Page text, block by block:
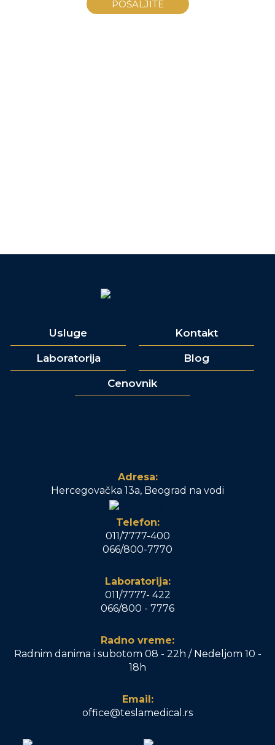
Usluge Kontakt
Laboratorija Blog
Cenovnik
Adresa:
Hercegovačka 13a, Beograd na vodi
Telefon:
011/7777-400
066/800-7770
Laboratorija:
011/7777- 422
066/800 - 7776
Radno vreme:
Radnim danima i subotom 08 - 22h / Nedeljom 10 -
18h
Email:
office@teslamedical.rs